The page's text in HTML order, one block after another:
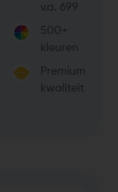
v.a. 699
500+
kleuren
Premium
kwaliteit